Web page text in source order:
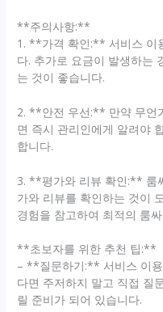
**주의사항:**
1. **가격 확인:** 서비스 이
다. 추가로 요금이 발생하는
는 것이 좋습니다.
2. **안전 우선:** 만약 무언
면 즉시 관리인에게 알려야
합니다.
3. **평가와 리뷰 확인:** 룸
가와 리뷰를 확인하는 것이
경험을 참고하여 최적의 룸
**초보자를 위한 추천 팁:**
– **질문하기:** 서비스 이
다면 주저하지 말고 직접 질
릴 준비가 되어 있습니다.